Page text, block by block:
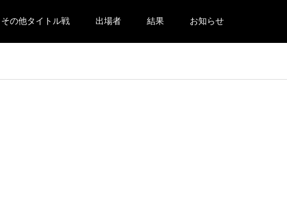
その他タイトル戦 出場者 結果 お知らせ